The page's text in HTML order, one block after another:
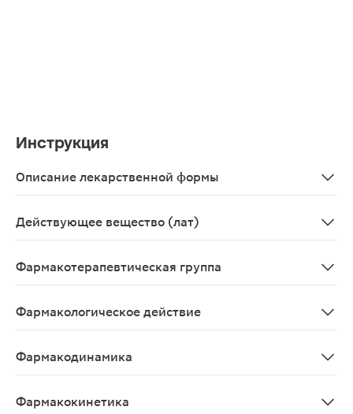
Инструкция
Описание лекарственной формы
Действующее вещество (лат)
Фармакотерапевтическая группа
Фармакологическое действие
Фармакодинамика
Фармакокинетика